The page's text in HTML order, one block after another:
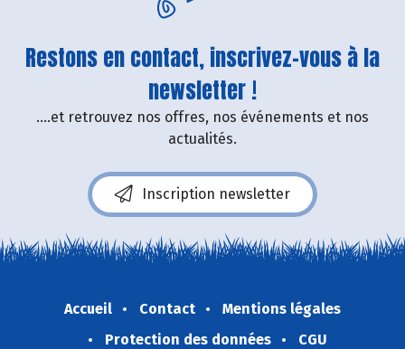
Restons en contact, inscrivez-vous à la
newsletter !
....et retrouvez nos offres, nos événements et nos
actualités.
Inscription newsletter
Accueil Contact
Mentions légales
Protection des données
CGU